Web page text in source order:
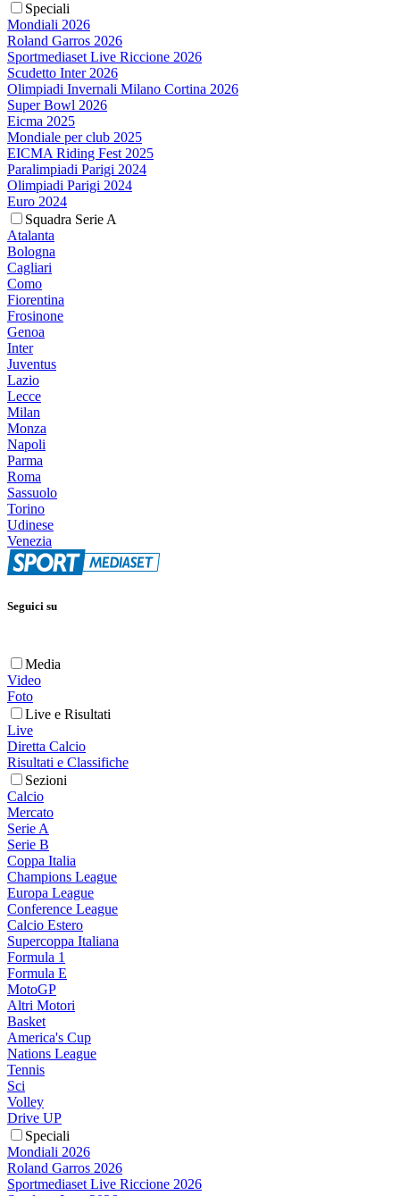
Speciali
Mondiali 2026
Roland Garros 2026
Sportmediaset Live Riccione 2026
Scudetto Inter 2026
Olimpiadi Invernali Milano Cortina 2026
Super Bowl 2026
Eicma 2025
Mondiale per club 2025
EICMA Riding Fest 2025
Paralimpiadi Parigi 2024
Olimpiadi Parigi 2024
Euro 2024
Squadra Serie A
Atalanta
Bologna
Cagliari
Como
Fiorentina
Frosinone
Genoa
Inter
Juventus
Lazio
Lecce
Milan
Monza
Napoli
Parma
Roma
Sassuolo
Torino
Udinese
Venezia
Seguici su
Media
Video
Foto
Live e Risultati
Live
Diretta Calcio
Risultati e Classifiche
Sezioni
Calcio
Mercato
Serie A
Serie B
Coppa Italia
Champions League
Europa League
Conference League
Calcio Estero
Supercoppa Italiana
Formula 1
Formula E
MotoGP
Altri Motori
Basket
America's Cup
Nations League
Tennis
Sci
Volley
Drive UP
Speciali
Mondiali 2026
Roland Garros 2026
Sportmediaset Live Riccione 2026